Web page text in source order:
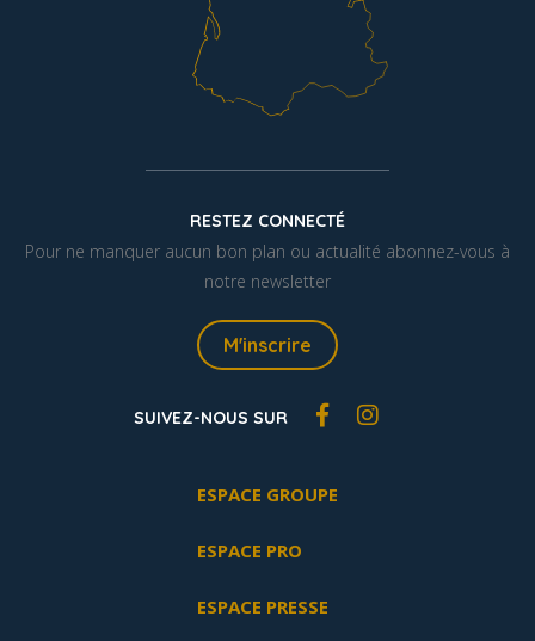
RESTEZ CONNECTÉ
Pour ne manquer aucun bon plan ou actualité abonnez-vous à
notre newsletter
M'inscrire
SUIVEZ-NOUS SUR
ESPACE GROUPE
ESPACE PRO
ESPACE PRESSE